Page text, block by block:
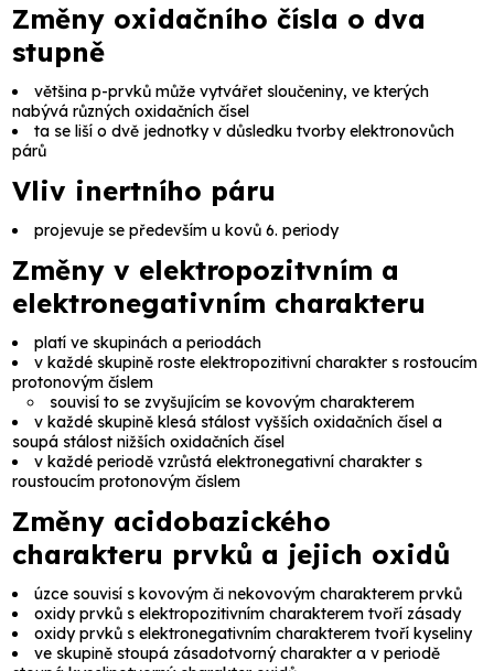
Změny oxidačního čísla o dva
stupně
většina p-prvků může vytvářet sloučeniny, ve kterých
nabývá různých oxidačních čísel
ta se liší o dvě jednotky v důsledku tvorby elektronovůch
párů
Vliv inertního páru
projevuje se především u kovů 6. periody
Změny v elektropozitvním a
elektronegativním charakteru
platí ve skupinách a periodách
v každé skupině roste elektropozitivní charakter s rostoucím
protonovým číslem
souvisí to se zvyšujícím se kovovým charakterem
v každé skupině klesá stálost vyšších oxidačních čísel a
soupá stálost nižších oxidačních čísel
v každé periodě vzrůstá elektronegativní charakter s
roustoucím protonovým číslem
Změny acidobazického
charakteru prvků a jejich oxidů
úzce souvisí s kovovým či nekovovým charakterem prvků
oxidy prvků s elektropozitivním charakterem tvoří zásady
oxidy prvků s elektronegativním charakterem tvoří kyseliny
ve skupině stoupá zásadotvorný charakter a v periodě